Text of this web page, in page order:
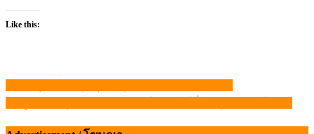
Like this:
แนะแนว